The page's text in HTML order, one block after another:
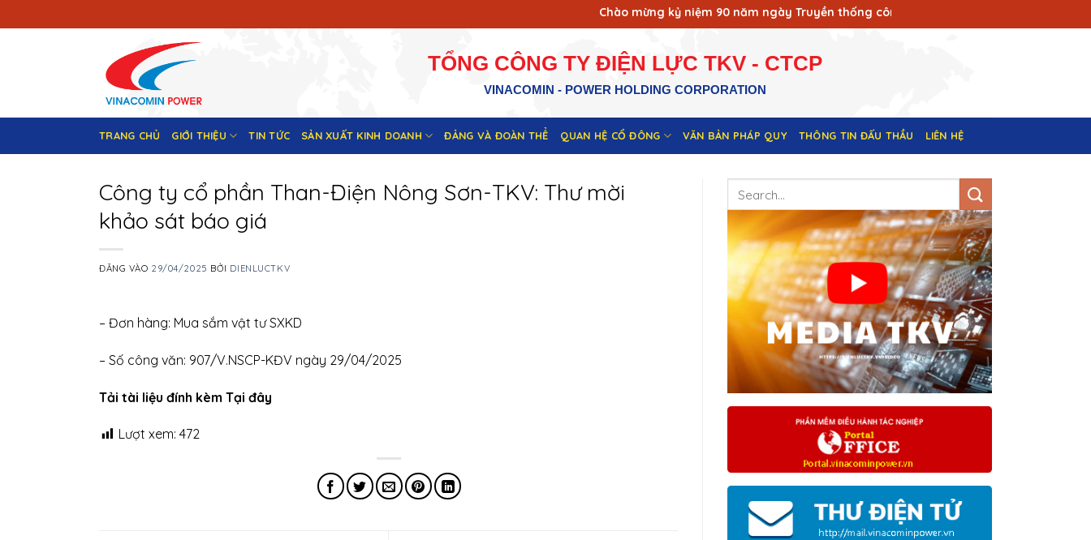
qua
Chào mừng kỷ niệm 90 năm ngày Truyền thống công nhân Vùng mỏ - Truyền thống
TỔNG CÔNG TY ĐIỆN LỰC TKV - CTCP
VINACOMIN - POWER HOLDING CORPORATION
TRANG CHỦ GIỚI THIỆU TIN TỨC SẢN XUẤT KINH DOANH ĐẢNG VÀ ĐOÀN THỂ QUAN HỆ CỔ ĐÔNG VĂN BẢN PHÁP QUY THÔNG TIN ĐẤU THẦU LIÊN HỆ
Công ty cổ phần Than-Điện Nông Sơn-TKV: Thư mời
khảo sát báo giá
ĐĂNG VÀO 29/04/2025 BỞI DIENLUCTKV
– Đơn hàng: Mua sắm vật tư SXKD
– Số công văn: 907/V.NSCP-KĐV ngày 29/04/2025
Tải tài liệu đính kèm Tại đây
Lượt xem: 472